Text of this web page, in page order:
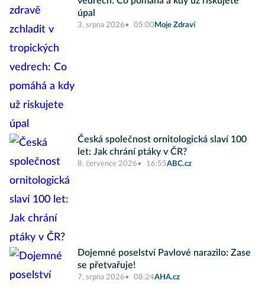
úpal
3. srpna 2026 05:00 Moje Zdraví
Česká společnost ornitologická slaví 100
let: Jak chrání ptáky v ČR?
8. července 2026 16:55ABC.cz
Dojemné poselství Pavlové narazilo: Zase
se přetvařuje!
7. srpna 2026 08:24AHA.cz